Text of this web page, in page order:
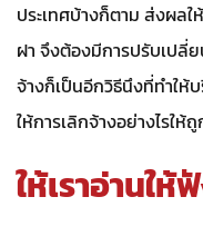
ประเทศบ้างก็ตาม ส่งผลใ
ฝา จึงต้องมีการปรับเปลี่
จ้างก็เป็นอีกวิธีนึงที่ทำให้
ให้การเลิกจ้างอย่างไรใ
ให้เราอ่านให้